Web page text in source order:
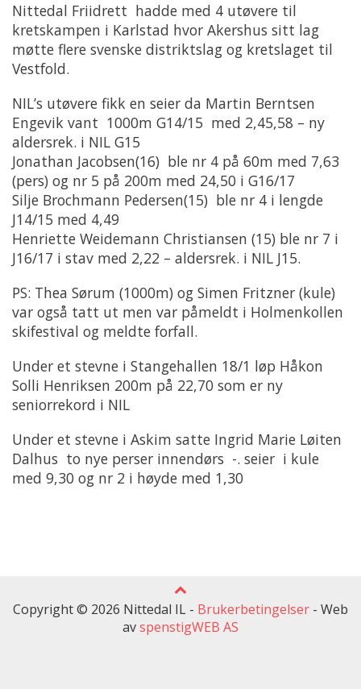
Nittedal Friidrett hadde med 4 utøvere til
kretskampen i Karlstad hvor Akershus sitt lag
møtte flere svenske distriktslag og kretslaget til
Vestfold.
NIL’s utøvere fikk en seier da Martin Berntsen
Engevik vant 1000m G14/15 med 2,45,58 – ny
aldersrek. i NIL G15
Jonathan Jacobsen(16) ble nr 4 på 60m med 7,63
(pers) og nr 5 på 200m med 24,50 i G16/17
Silje Brochmann Pedersen(15) ble nr 4 i lengde
J14/15 med 4,49
Henriette Weidemann Christiansen (15) ble nr 7 i
J16/17 i stav med 2,22 – aldersrek. i NIL J15.
PS: Thea Sørum (1000m) og Simen Fritzner (kule)
var også tatt ut men var påmeldt i Holmenkollen
skifestival og meldte forfall.
Under et stevne i Stangehallen 18/1 løp Håkon
Solli Henriksen 200m på 22,70 som er ny
seniorrekord i NIL
Under et stevne i Askim satte Ingrid Marie Løiten
Dalhus to nye perser innendørs -. seier i kule
med 9,30 og nr 2 i høyde med 1,30
Copyright © 2026 Nittedal IL - Brukerbetingelser - Web
avspenstigWEB AS